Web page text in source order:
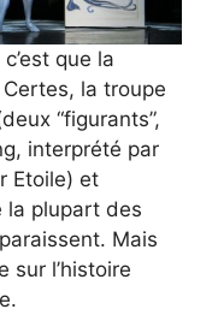
que la
la troupe
“figurants”,
interprété par
Etoile) et
la plupart des
Mais
sur l’histoire